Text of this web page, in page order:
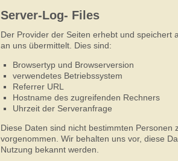
Server-Log- Files
Der Provider der Seiten erhebt und speichert
an uns übermittelt. Dies sind:
Browsertyp und Browserversion
verwendetes Betriebssystem
Referrer URL
Hostname des zugreifenden Rechners
Uhrzeit der Serveranfrage
Diese Daten sind nicht bestimmten
vorgenommen. Wir behalten uns vor, diese
Nutzung bekannt werden.